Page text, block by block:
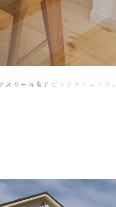
スペースも。
おしゃれなリビングダイニング。